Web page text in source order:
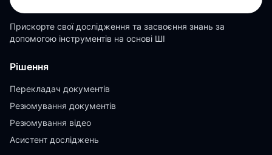
Прискорте свої дослідження та засвоєння знань за
допомогою інструментів на основі ШІ
Рішення
Перекладач документів
Резюмування документів
Резюмування відео
Асистент досліджень